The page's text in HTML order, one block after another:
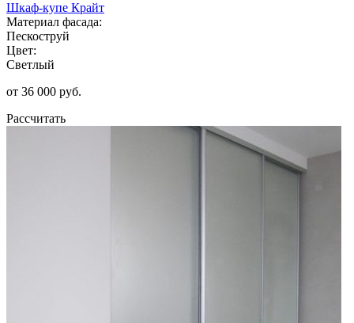
Шкаф-купе Крайт
Материал фасада:
Пескоструй
Цвет:
Светлый
от 36 000 руб.
Рассчитать